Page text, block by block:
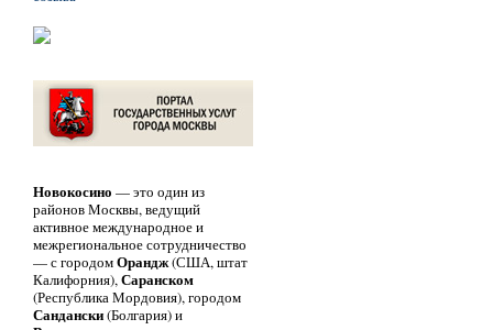
Новокосино — это один из
районов Москвы, ведущий
активное международное и
межрегиональное сотрудничество
— с городомОрандж(США, штат
Калифорния),Саранском
(Республика Мордовия), городом
Сандански(Болгария) и